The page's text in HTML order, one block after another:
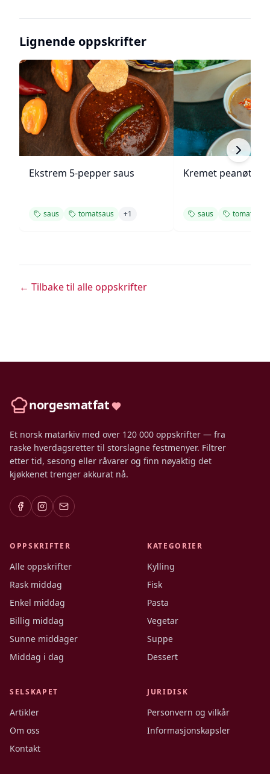
Lignende oppskrifter
Ekstrem 5-pepper saus
saus tomatsaus +1
Kremet
saus tomatsaus
← Tilbake til alle oppskrifter
norgesmatfat
Et norsk matarkiv med over 120 000 oppskrifter — fra
raske hverdagsretter til storslagne festmenyer. Filtrer
etter tid, sesong eller råvarer og finn nøyaktig det
kjøkkenet trenger akkurat nå.
OPPSKRIFTER
Alle oppskrifter
Rask middag
Enkel middag
Billig middag
Sunne middager
Middag i dag
KATEGORIER
Kylling
Fisk
Pasta
Vegetar
Suppe
Dessert
SELSKAPET
Artikler
Om oss
Kontakt
JURIDISK
Personvern og vilkår
Informasjonskapsler